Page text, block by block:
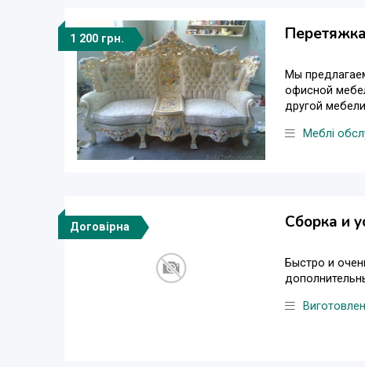
1 200 грн.
Мы
офисной
другой
Меблі
Договірна Сборка и
Быстро и